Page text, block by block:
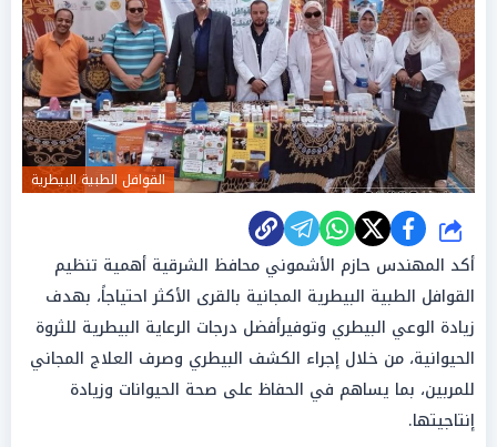
القوافل الطبية البيطرية
شارك
أكد المهندس حازم الأشموني محافظ الشرقية أهمية تنظيم
القوافل الطبية البيطرية المجانية بالقرى الأكثر احتياجاً، بهدف
زيادة الوعي البيطري وتوفيرأفضل درجات الرعاية البيطرية للثروة
الحيوانية، من خلال إجراء الكشف البيطري وصرف العلاج المجاني
للمربين، بما يساهم في الحفاظ على صحة الحيوانات وزيادة
إنتاجيتها.